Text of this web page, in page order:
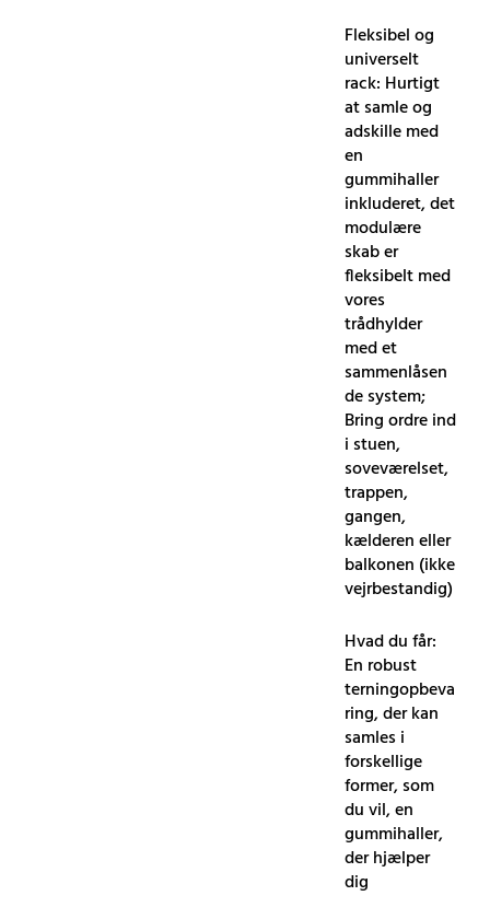
Fleksibel og
universelt
rack: Hurtigt
at samle og
adskille med
en
gummihaller
inkluderet, det
modulære
skab er
fleksibelt med
vores
trådhylder
med et
sammenlåsen
de system;
Bring ordre ind
i stuen,
soveværelset,
trappen,
gangen,
kælderen eller
balkonen (ikke
vejrbestandig)
Hvad du får:
En robust
terningopbeva
ring, der kan
samles i
forskellige
former, som
du vil, en
gummihaller,
der hjælper
dig